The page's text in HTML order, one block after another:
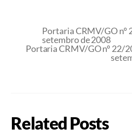
Portaria CRMV/GO nº
setembro de 2008
Portaria CRMV/GO nº 22/
Related Posts